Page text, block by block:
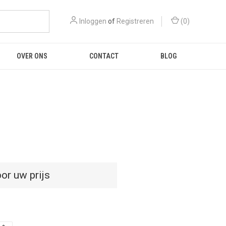
Inloggen of Registreren (0)
OVER ONS CONTACT BLOG
uw prijs